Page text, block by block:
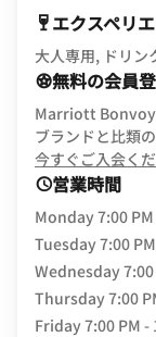
エクスペリ
大人専用, ドリン
無料の会員
Marriott
ブランドと比類
今すぐご入会くだ
営業時間
Monday7:00
Tuesday7:00
Wednesday
Thursday7:00
Friday7:00 PM -